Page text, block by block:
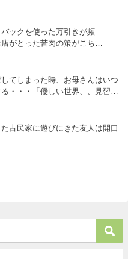
ックを使った万引きが頻
がとった苦肉の策がこち
てしまった時、お母さんはいつ
・・・「優しい世界、、見習い
古民家に遊びにきた友人は開口